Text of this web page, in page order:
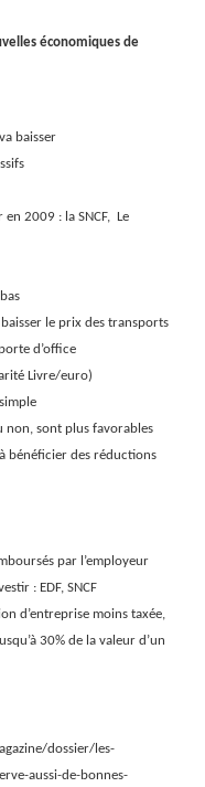
économiques de
baisser
2009 : la SNCF, Le
le prix des transports
d’office
Livre/euro)
non, sont plus favorables
bénéficier des réductions
par l’employeur
: EDF, SNCF
d’entreprise moins taxée,
30% de la valeur d’un
dossier/les-
aussi-de-bonnes-